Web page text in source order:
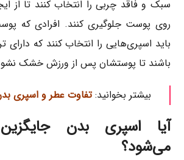
سبک و فاقد چربی را انتخاب کنند تا از
روی پوست جلوگیری کنند. افرادی که
باید اسپری‌هایی را انتخاب کنند که دارای
باشند تا پوستشان پس از ورزش خشک
بیشتر بخوانید:تفاوت عطر و اسپری
آیا اسپری بدن
می‌شود؟